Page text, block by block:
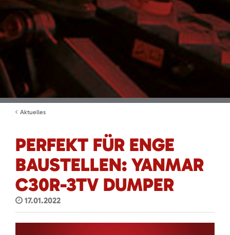
Aktuelles
PERFEKT FÜR ENGE
BAUSTELLEN: YANMAR
C30R-3TV DUMPER
17.01.2022